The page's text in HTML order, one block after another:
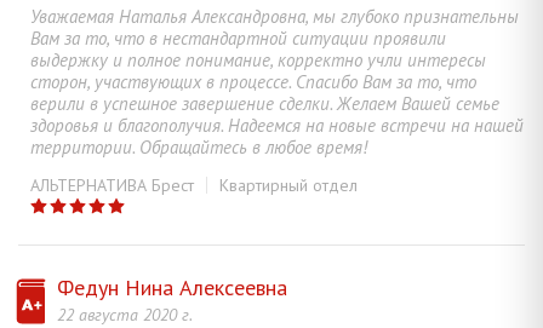
Уважаемая Наталья Александровна, мы глубоко признательны
Вам за то, что в нестандартной ситуации проявили
выдержку и полное понимание, корректно учли интересы
сторон, участвующих в процессе. Спасибо Вам за то, что
верили в успешное завершение сделки. Желаем Вашей семье
здоровья и благополучия. Надеемся на новые встречи на нашей
территории. Обращайтесь в любое время!
АЛЬТЕРНАТИВА Брест Квартирный отдел
Федун Нина Алексеевна
22 августа 2020 г.